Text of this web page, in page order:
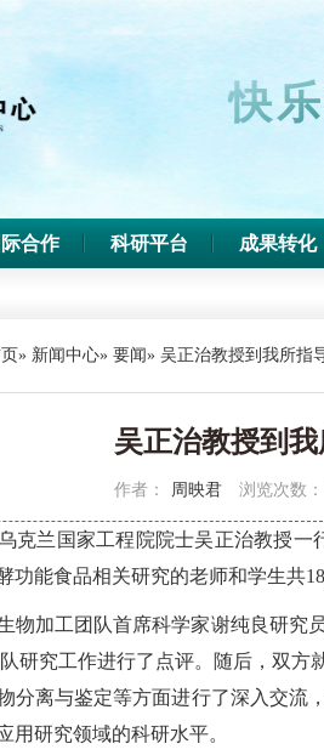
快
际合作 科研平台 成果转化
» 新闻中心» 要闻» 吴正治教授到我所指
吴正治教授到
作者： ​周映君 浏览次数：
克兰国家工程院院士吴正治教授
功能食品相关研究的老师和学生共18
物加工团队首席科学家谢纯良研究
研究工作进行了点评。随后，双
分离与鉴定等方面进行了深入交流
用研究领域的科研水平。